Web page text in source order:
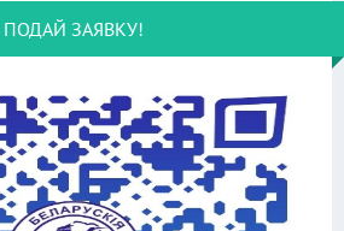
ПОДАЙ ЗАЯВКУ!